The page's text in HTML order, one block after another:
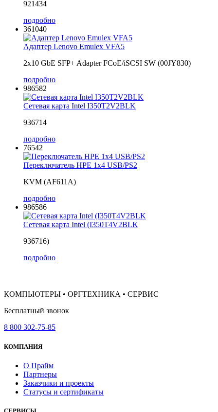
921434
подробно
361040
Адаптер Lenovo Emulex VFA5
2x10 GbE SFP+ Adapter FCoE/iSCSI SW (00JY830)
подробно
986582
Сетевая карта Intel I350T2V2BLK
936714
подробно
76542
Переключатель HPE 1x4 USB/PS2
KVM (AF611A)
подробно
986586
Сетевая карта Intel (I350T4V2BLK
936716)
подробно
КОМПЬЮТЕРЫ • ОРГТЕХНИКА • СЕРВИС
Бесплатный звонок
8 800 302-75-85
КОМПАНИЯ
О Прайм
Партнеры
Заказчики и проекты
Статусы и сертификаты